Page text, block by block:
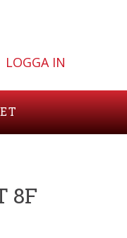
LOGGA IN
8F